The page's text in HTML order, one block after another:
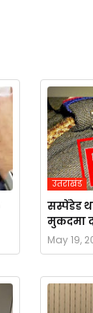
उतराखंड
सस्पेंडेड
मुकदमा
May 19,